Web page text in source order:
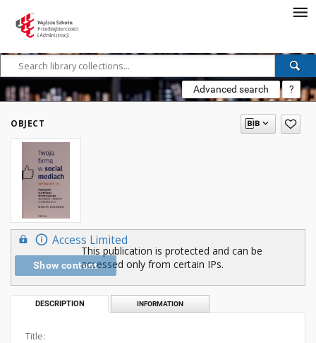
Advanced search ?
OBJECT
Access Limited
Show content
This publication is protected and can be
accessed only from certain IPs.
DESCRIPTION INFORMATION
Title: